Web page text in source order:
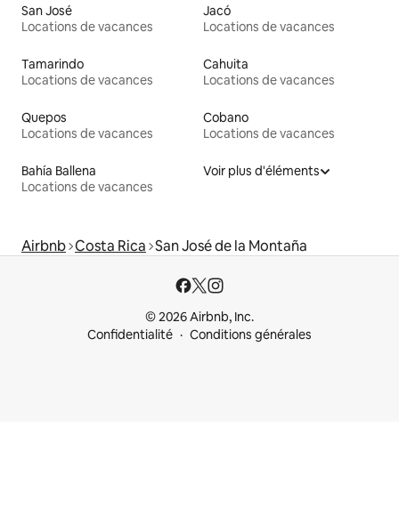
San José
Locations de vacances
Jacó
Locations de vacances
Tamarindo
Locations de vacances
Cahuita
Locations de vacances
Quepos
Locations de vacances
Cobano
Locations de vacances
Bahía Ballena
Locations de vacances
Voir plus d'éléments
Airbnb Costa Rica San José de la Montaña
© 2026 Airbnb, Inc.
Confidentialité
Conditions générales